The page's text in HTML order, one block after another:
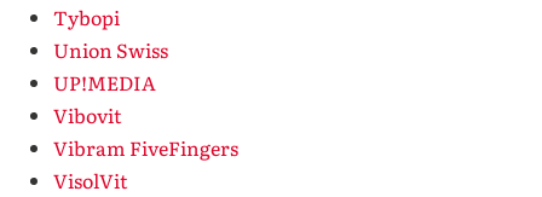
Tybopi
Union Swiss
UP!MEDIA
Vibovit
Vibram FiveFingers
VisolVit